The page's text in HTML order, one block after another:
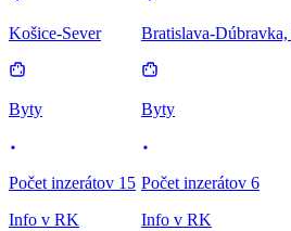
Košice-Sever
Byty
Počet inzerátov 15
Info v RK
Bratislava-
Byty
Počet inzerátov 6
Info v RK